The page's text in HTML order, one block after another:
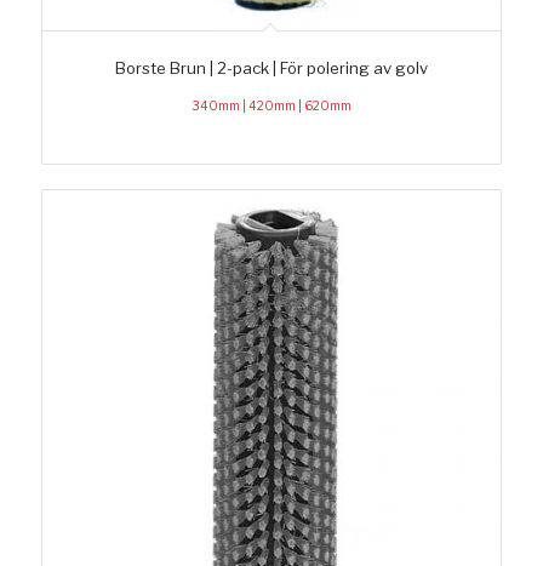
Borste Brun | 2-pack | För polering av golv
340mm | 420mm | 620mm